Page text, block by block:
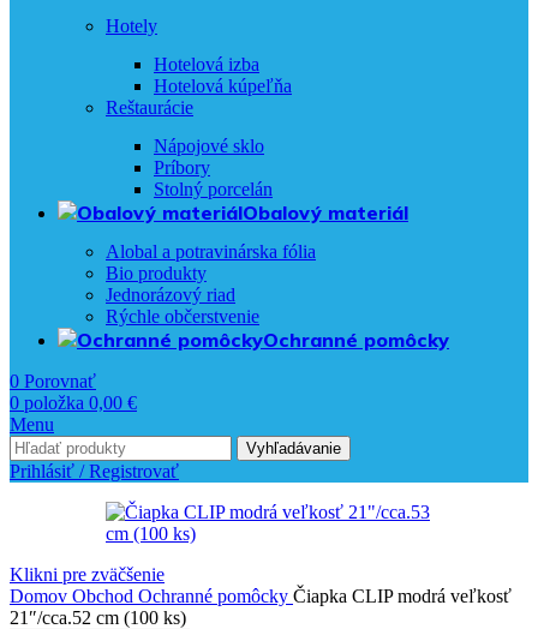
Hotely
Hotelová izba
Hotelová kúpeľňa
Reštaurácie
Nápojové sklo
Príbory
Stolný porcelán
Obalový materiál
Alobal a potravinárska fólia
Bio produkty
Jednorázový riad
Rýchle občerstvenie
Ochranné pomôcky
0 Porovnať
0 položka 0,00 €
Menu
Vyhľadávanie
Prihlásiť / Registrovať
Klikni pre zväčšenie
Domov Obchod Ochranné pomôcky Čiapka CLIP modrá veľkosť
21″/cca.52 cm (100 ks)